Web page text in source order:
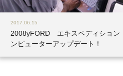
2017.06.15
2008yFORD エキスペディショ
ンピューターアップデート！